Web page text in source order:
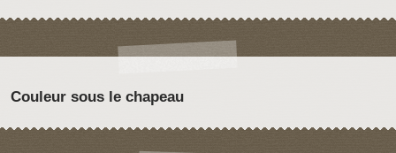
Couleur sous le chapeau